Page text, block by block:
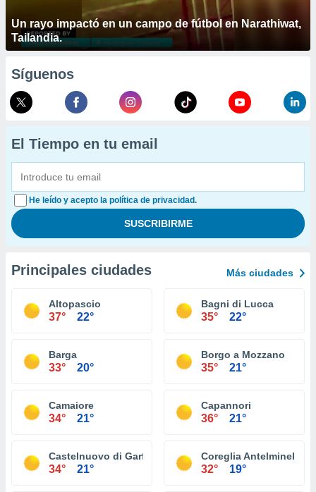
Un rayo impactó en un campo de fútbol en Narathiwat,
Tailandia.
Síguenos
El Tiempo en tu email
He leído y acepto la política de privacidad.
Principales ciudades Más ciudades
Altopascio
37° 22°
Bagni di Lucca
35° 22°
Barga
33° 20°
Borgo a Mozzano
35° 21°
Camaiore
34° 21°
Capannori
36° 21°
Castelnuovo di Garfagnana
34° 21°
Coreglia Antelminelli
32° 19°